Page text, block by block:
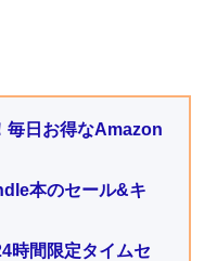
毎日お得なAmazon
本のセール&キ
時間限定タイムセ